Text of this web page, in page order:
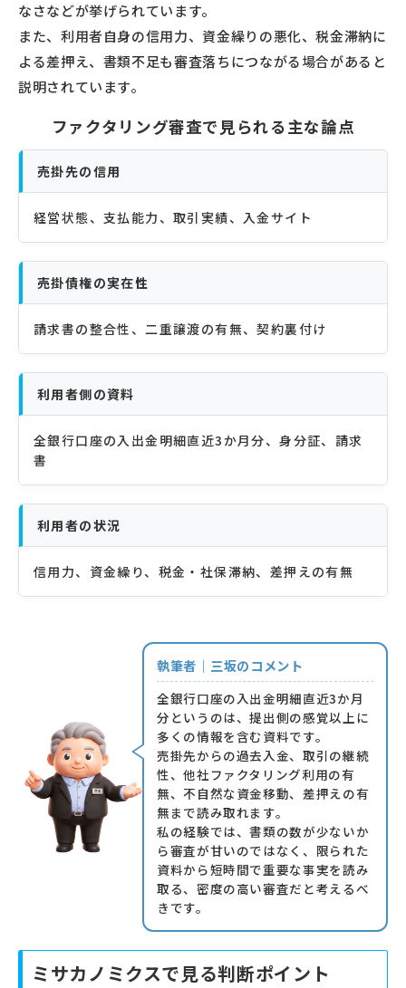
なさなどが挙げられています。
また、利用者自身の信用力、資金繰りの悪化、税金滞納に
よる差押え、書類不足も審査落ちにつながる場合があると
説明されています。
ファクタリング審査で見られる主な論点
売掛先の信用
経営状態、支払能力、取引実績、入金サイト
売掛債権の実在性
請求書の整合性、二重譲渡の有無、契約裏付け
利用者側の資料
全銀行口座の入出金明細直近3か月分、身分証、請求
書
利用者の状況
信用力、資金繰り、税金・社保滞納、差押えの有無
執筆者｜三坂のコメント
全銀行口座の入出金明細直近3か月
分というのは、提出側の感覚以上に
多くの情報を含む資料です。
売掛先からの過去入金、取引の継続
性、他社ファクタリング利用の有
無、不自然な資金移動、差押えの有
無まで読み取れます。
私の経験では、書類の数が少ないか
ら審査が甘いのではなく、限られた
資料から短時間で重要な事実を読み
取る、密度の高い審査だと考えるべ
きです。
ミサカノミクスで見る判断ポイント